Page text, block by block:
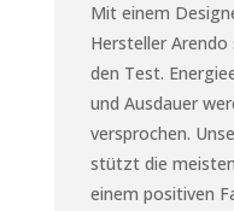
Mit einem
Hersteller
den Test.
und Ausdauer
versprochen.
stützt die
einem positiven